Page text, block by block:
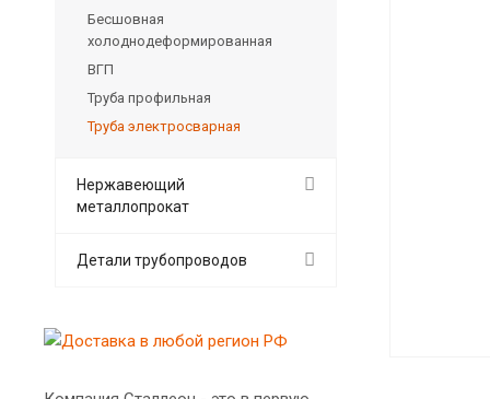
Бесшовная
холоднодеформированная
ВГП
Труба профильная
Труба электросварная
Нержавеющий
металлопрокат
Детали трубопроводов